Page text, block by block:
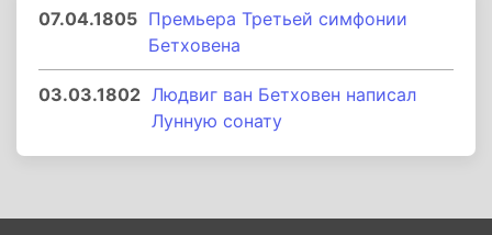
07.04.1805 Премьера Третьей симфонии
Бетховена
03.03.1802 Людвиг ван Бетховен написал
Лунную сонату